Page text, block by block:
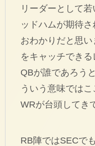
リーダーとして
ッドハムが期待
おわかりだと思い
をキャッチでき
QBが誰であろう
ういう意味では
WRが台頭してき
RB陣ではSECで